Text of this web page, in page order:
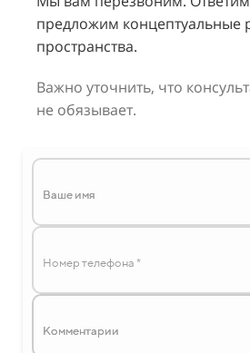
предложим концептуальные
пространства.
Важно уточнить, что
не обязывает.
Ваше имя
Комментарии